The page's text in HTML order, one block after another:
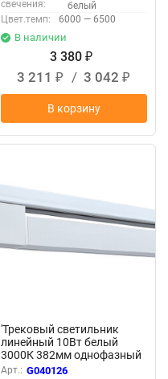
свечения:
белый
Цвет.темп:
6000 — 6500
В наличии
3 380 ₽
3 211 ₽ / 3 042 ₽
В корзину
'Трековый светильник
линейный 10Вт белый
3000К 382мм однофазный
TL-L382-WH-10-WW 040126
Арт.: G040126